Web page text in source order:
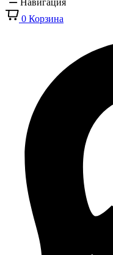
Навигация
0 Корзина